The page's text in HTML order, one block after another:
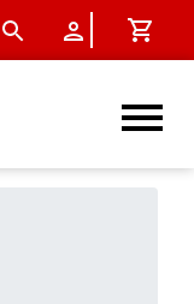
spray